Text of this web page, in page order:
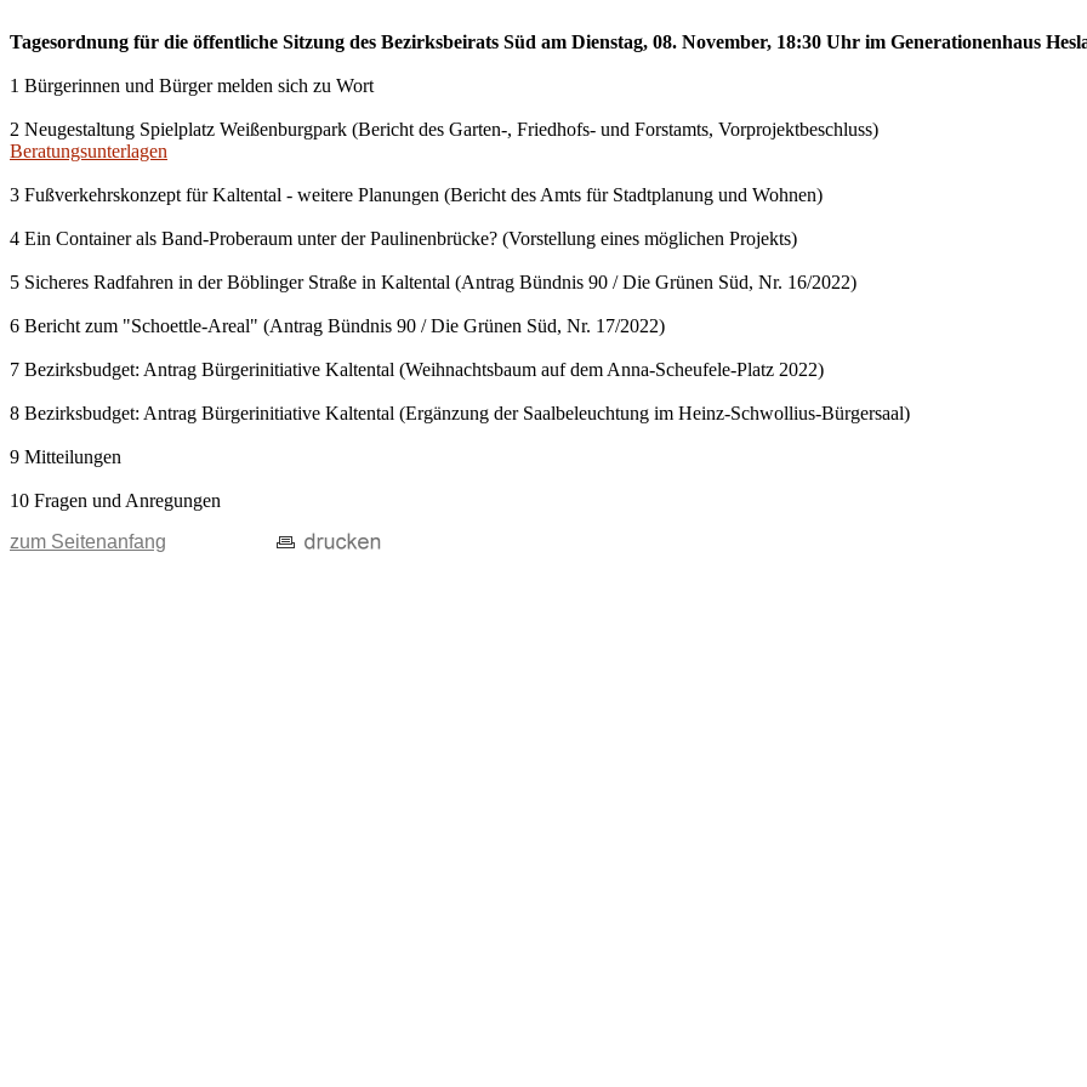
Tagesordnung für die öffentliche Sitzung des Bezirksbeirats Süd am Dienstag, 08. November, 18:30 Uhr im Generationenhaus
1 Bürgerinnen und Bürger melden sich zu Wort
2 Neugestaltung Spielplatz Weißenburgpark (Bericht des Garten-, Friedhofs- und Forstamts, Vorprojektbeschluss)
Beratungsunterlagen
3 Fußverkehrskonzept für Kaltental - weitere Planungen (Bericht des Amts für Stadtplanung und Wohnen)
4 Ein Container als Band-Proberaum unter der Paulinenbrücke? (Vorstellung eines möglichen Projekts)
5 Sicheres Radfahren in der Böblinger Straße in Kaltental (Antrag Bündnis 90 / Die Grünen Süd, Nr. 16/2022)
6 Bericht zum "Schoettle-Areal" (Antrag Bündnis 90 / Die Grünen Süd, Nr. 17/2022)
7 Bezirksbudget: Antrag Bürgerinitiative Kaltental (Weihnachtsbaum auf dem Anna-Scheufele-Platz 2022)
8 Bezirksbudget: Antrag Bürgerinitiative Kaltental (Ergänzung der Saalbeleuchtung im Heinz-Schwollius-Bürgersaal)
9 Mitteilungen
10 Fragen und Anregungen
zum Seitenanfang